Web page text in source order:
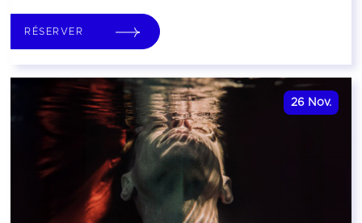
RÉSERVER
26 Nov.